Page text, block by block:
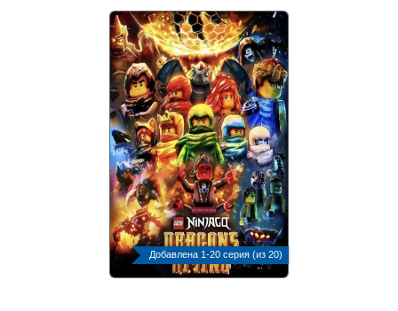
Добавлена 1-20 серия (из 20)